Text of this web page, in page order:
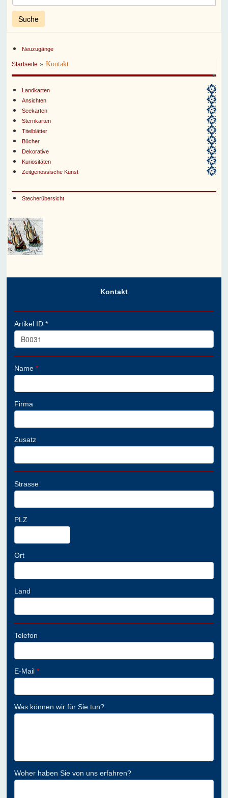
Neuzugänge
Startseite »Kontakt
Landkarten
Ansichten
Seekarten
Sternkarten
Titelblätter
Bücher
Dekorative
Kuriositäten
Zeitgenössische Kunst
Stecherübersicht
Kontakt
Artikel ID *
Name*
Firma
Zusatz
Strasse
PLZ
Ort
Land
Telefon
E-Mail*
Was können wir für Sie tun?
Woher haben Sie von uns erfahren?